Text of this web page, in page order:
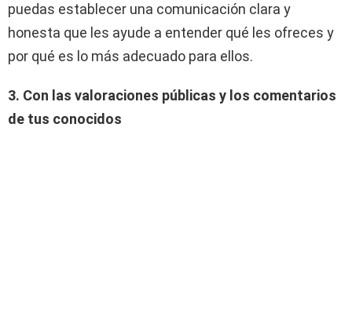
puedas establecer una comunicación clara y
honesta que les ayude a entender qué les ofreces y
por qué es lo más adecuado para ellos.
3. Con las valoraciones públicas y los comentarios
de tus conocidos